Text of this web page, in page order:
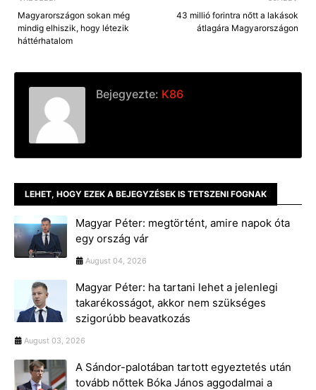
43 millió forintra nőtt a lakások
átlagára Magyarországon
Magyarországon sokan még
mindig elhiszik, hogy létezik
háttérhatalom
Bejegyezte: K86
LEHET, HOGY EZEK A BEJEGYZÉSEK IS TETSZENI FOGNAK
Magyar Péter: megtörtént, amire napok óta
egy ország vár
August 04, 2026
Magyar Péter: ha tartani lehet a jelenlegi
takarékosságot, akkor nem szükséges
szigorúbb beavatkozás
August 03, 2026
A Sándor-palotában tartott egyeztetés után
tovább nőttek Bóka János aggodalmai a